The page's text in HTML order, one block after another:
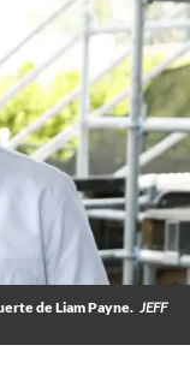
de Liam Payne. JEFF